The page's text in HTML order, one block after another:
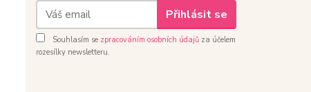
Přihlásit se
Souhlasím se zpracováním osobních údajů za účelem
rozesílky newsletteru.